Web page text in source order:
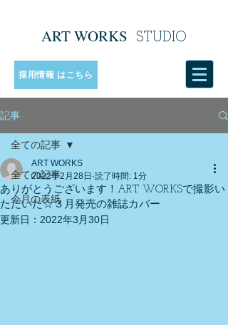
ART WORKS STUDIO
採用情報 はこちら
記事
全ての記事
今月の表紙
全ての記事
ありがとうございます！ART WORKSで撮影い
ただいた☆３月発売の雑誌カバー
ART WORKS
2022年2月28日 読了時間: 1分
更新日： 2022年3月30日